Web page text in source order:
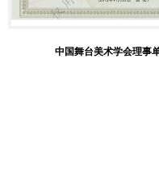
中国舞台美术学会理事